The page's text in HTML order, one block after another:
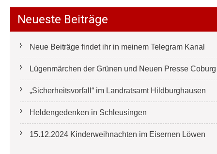
Neueste Beiträge
Neue Beiträge findet ihr in meinem Telegram Kanal
Lügenmärchen der Grünen und Neuen Presse
„Sicherheitsvorfall“ im Landratsamt Hildburghausen
Heldengedenken in Schleusingen
15.12.2024 Kinderweihnachten im Eisernen Löwen